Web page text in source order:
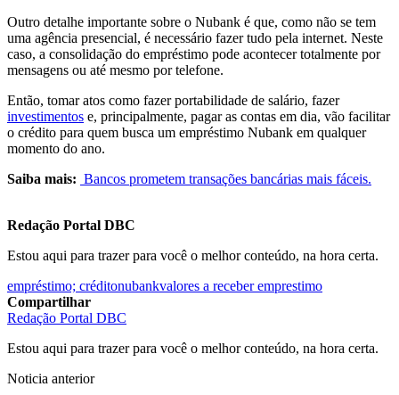
Outro detalhe importante sobre o Nubank é que, como não se tem
uma agência presencial, é necessário fazer tudo pela internet. Neste
caso, a consolidação do empréstimo pode acontecer totalmente por
mensagens ou até mesmo por telefone.
Então, tomar atos como fazer portabilidade de salário, fazer
investimentos e, principalmente, pagar as contas em dia, vão facilitar
o crédito para quem busca um empréstimo Nubank em qualquer
momento do ano.
Saiba mais: Bancos prometem transações bancárias mais fáceis.
Redação Portal DBC
Estou aqui para trazer para você o melhor conteúdo, na hora certa.
empréstimo; créditonubankvalores a receber emprestimo
Compartilhar
Redação Portal DBC
Estou aqui para trazer para você o melhor conteúdo, na hora certa.
Noticia anterior